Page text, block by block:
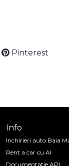
Pinterest
Info
Inchirieri auto Baia
Rent a car cu AI
Documentatie API